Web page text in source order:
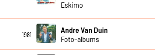
Eskimo
1981
Andre Van Duin
Foto-albums